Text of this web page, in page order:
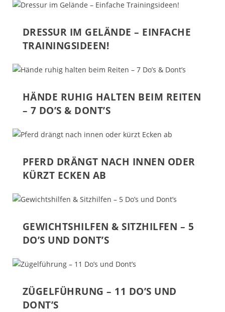
DRESSUR IM GELÄNDE – EINFACHE
TRAININGSIDEEN!
HÄNDE RUHIG HALTEN BEIM REITEN
– 7 DO’S & DONT’S
PFERD DRÄNGT NACH INNEN ODER
KÜRZT ECKEN AB
GEWICHTSHILFEN & SITZHILFEN – 5
DO’S UND DONT’S
ZÜGELFÜHRUNG – 11 DO’S UND
DONT’S